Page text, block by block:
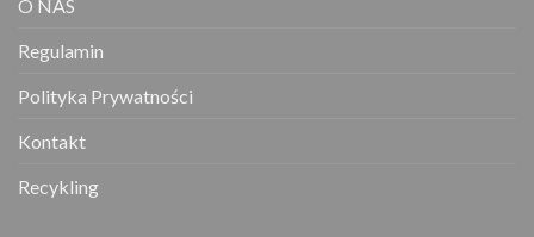
O NAS
Regulamin
Polityka Prywatności
Kontakt
Recykling